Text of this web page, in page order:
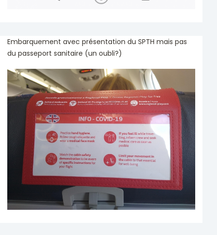
Embarquement avec présentation du SPTH mais pas
du passeport sanitaire (un oubli?)